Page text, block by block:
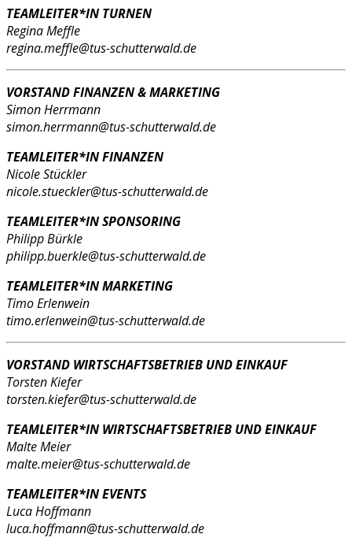
TEAMLEITER*IN TURNEN
Regina Meffle
regina.meffle@tus-schutterwald.de
VORSTAND FINANZEN & MARKETING
Simon Herrmann
simon.herrmann@tus-schutterwald.de
TEAMLEITER*IN FINANZEN
Nicole Stückler
nicole.stueckler@tus-schutterwald.de
TEAMLEITER*IN SPONSORING
Philipp Bürkle
philipp.buerkle@tus-schutterwald.de
TEAMLEITER*IN MARKETING
Timo Erlenwein
timo.erlenwein@tus-schutterwald.de
VORSTAND WIRTSCHAFTSBETRIEB UND EINKAUF
Torsten Kiefer
torsten.kiefer@tus-schutterwald.de
TEAMLEITER*IN WIRTSCHAFTSBETRIEB UND EINKAUF
Malte Meier
malte.meier@tus-schutterwald.de
TEAMLEITER*IN EVENTS
Luca Hoffmann
luca.hoffmann@tus-schutterwald.de